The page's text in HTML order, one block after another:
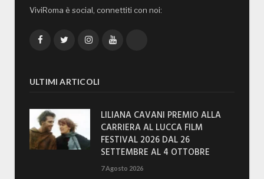
ViviRoma è social, connettiti con noi:
FacebookTwitterInstagramYouTube
ULTIMI ARTICOLI
LILIANA CAVANI PREMIO ALLA
CARRIERA AL LUCCA FILM
FESTIVAL 2026 DAL 26
SETTEMBRE AL 4 OTTOBRE
7 Agosto 2026